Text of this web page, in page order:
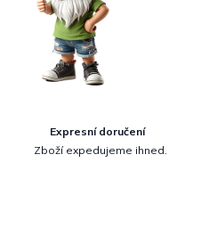
Expresní doručení
Zboží expedujeme ihned.